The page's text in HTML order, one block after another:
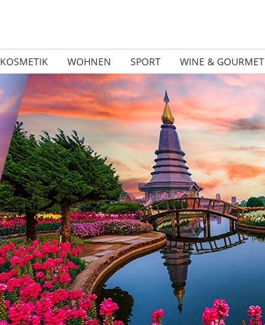
KOSMETIK WOHNEN SPORT WINE & GOURMET